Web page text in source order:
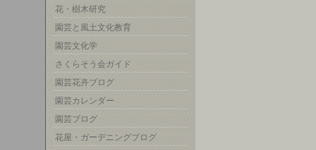
花・樹木研究
園芸と風土文化教育
園芸文化学
さくらそう会ガイド
園芸花卉ブログ
園芸カレンダー
園芸ブログ
花屋・ガーデニングブログ